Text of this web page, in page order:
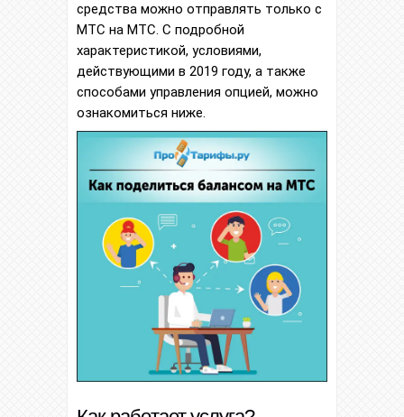
средства можно отправлять только с
МТС на МТС. С подробной
характеристикой, условиями,
действующими в 2019 году, а также
способами управления опцией, можно
ознакомиться ниже.